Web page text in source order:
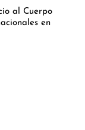
al Cuerpo
en